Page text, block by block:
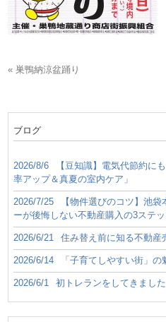
« 巣鴨納涼盆踊り
ブログ
2026/8/6
【豆知識】電気代節約に
率アップ＆真夏の室内ケア」
2026/7/25
【物件選びのコツ】池
ーが後悔しない不動産購入の3ステ
2026/6/21 住み替え前に知る不動産
2026/6/14 「子育てしやすい街」の
2026/6/1 初トレランをしてきました